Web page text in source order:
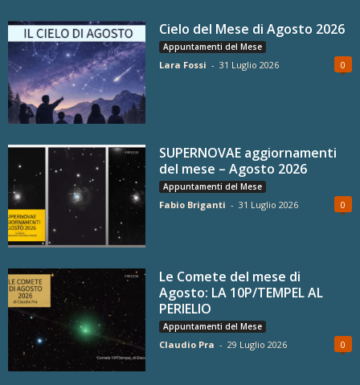
Cielo del Mese di Agosto 2026
Appuntamenti del Mese
Lara Fossi - 31 Luglio 2026 0
SUPERNOVAE aggiornamenti
del mese – Agosto 2026
Appuntamenti del Mese
Fabio Briganti - 31 Luglio 2026 0
Le Comete del mese di
Agosto: LA 10P/TEMPEL AL
PERIELIO
Appuntamenti del Mese
Claudio Pra - 29 Luglio 2026 0